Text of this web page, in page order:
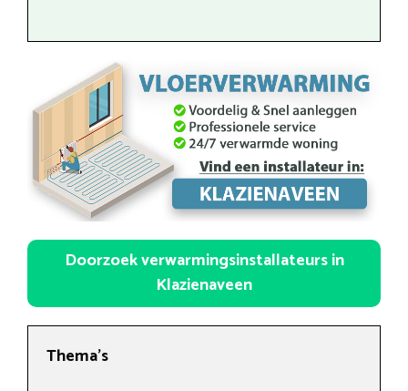
Doorzoek verwarmingsinstallateurs in
Klazienaveen
Thema’s